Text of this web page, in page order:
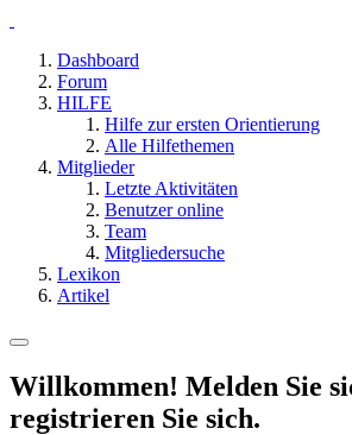
Dashboard
Forum
HILFE
Hilfe zur ersten Orientierung
Alle Hilfethemen
Mitglieder
Letzte Aktivitäten
Benutzer online
Team
Mitgliedersuche
Lexikon
Artikel
Willkommen! Melden Sie
registrieren Sie sich.